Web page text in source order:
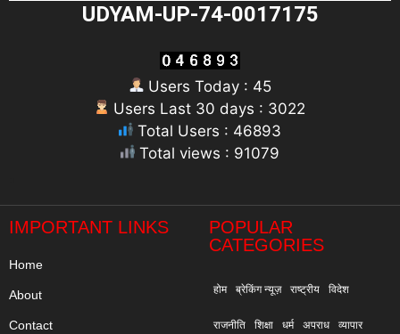
UDYAM-UP-74-0017175
Users Today : 45
Users Last 30 days : 3022
Total Users : 46893
Total views : 91079
IMPORTANT LINKS
Home
About
Contact
POPULAR
CATEGORIES
होम ब्रेकिंग न्यूज़ राष्ट्रीय विदेश
राजनीति शिक्षा धर्म अपराध व्यापार